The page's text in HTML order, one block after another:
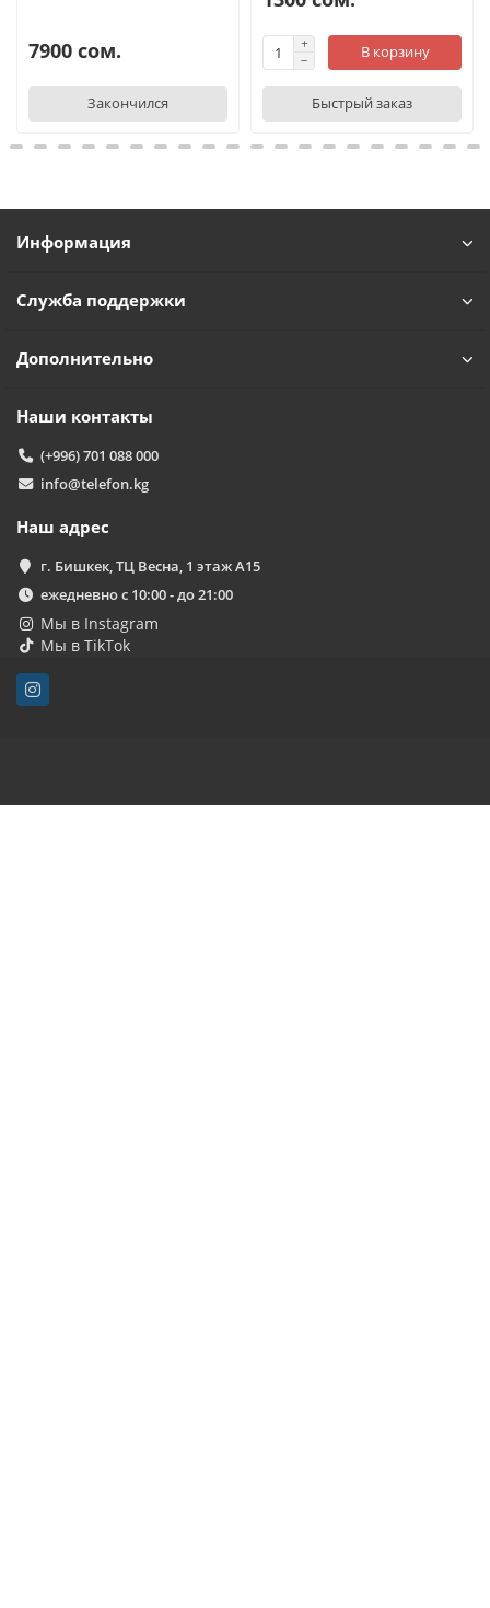
7900 сом.
Закончился
В корзину
Быстрый заказ
Информация
Служба поддержки
Дополнительно
Наши контакты
(+996) 701 088 000
info@telefon.kg
Наш адрес
г. Бишкек, ТЦ Весна, 1 этаж А15
ежедневно с 10:00 - до 21:00
Мы в Instagram
Мы в TikTok